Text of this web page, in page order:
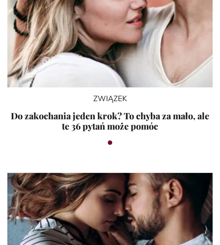
ZWIĄZEK
Do zakochania jeden krok? To chyba za mało, ale
te 36 pytań może pomóc